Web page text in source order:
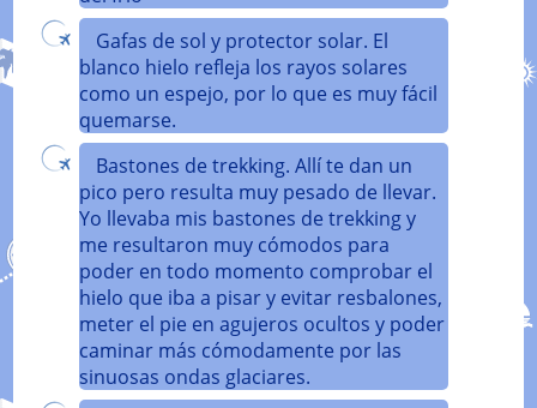
Gafas de sol y protector solar. El
blanco hielo refleja los rayos solares
como un espejo, por lo que es muy fácil
quemarse.
Bastones de trekking. Allí te dan un
pico pero resulta muy pesado de llevar.
Yo llevaba mis bastones de trekking y
me resultaron muy cómodos para
poder en todo momento comprobar el
hielo que iba a pisar y evitar resbalones,
meter el pie en agujeros ocultos y poder
caminar más cómodamente por las
sinuosas ondas glaciares.